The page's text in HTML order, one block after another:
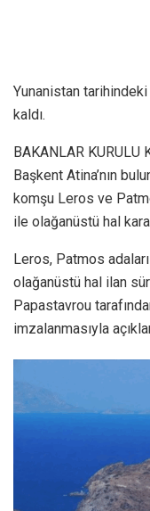
Yunanistan
kaldı.
BAKANLAR KURULU
Başkent Atina’nın
komşu Leros ve
ile olağanüstü hal
Leros, Patmos
olağanüstü hal ilan
Papastavrou
imzalanmasıyla